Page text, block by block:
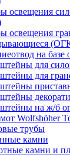
освещения
освещения
на
для
для
на ж/б
Wolfshöher
трубы
камни
камни и